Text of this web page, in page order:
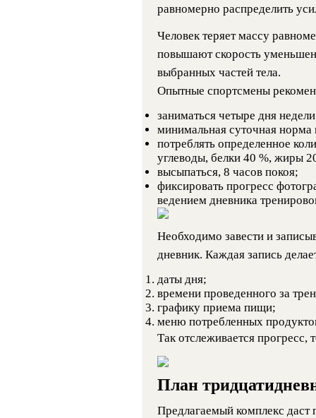
равномерно распределить
Человек теряет массу
повышают скорость
выбранных частей тела.
Опытные спортсмены
заниматься четыре дня
минимальная суточная норма
потреблять определенное
углеводы, белки 40 %, жиры
высыпаться, 8 часов покоя;
фиксировать прогресс
ведением дневника
Необходимо завести и
дневник. Каждая запись
даты дня;
времени проведенного за
графику приема пищи;
меню потребленных
Так отслеживается прогресс,
План
Предлагаемый комплекс